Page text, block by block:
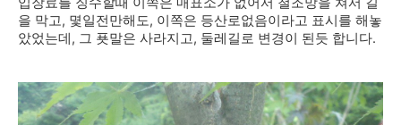
을 막고, 몇일전만해도, 이쪽은 등산로없음이라고 표시를 해놓
았었는데, 그 푯말은 사라지고, 둘레길로 변경이 된듯 합니다.